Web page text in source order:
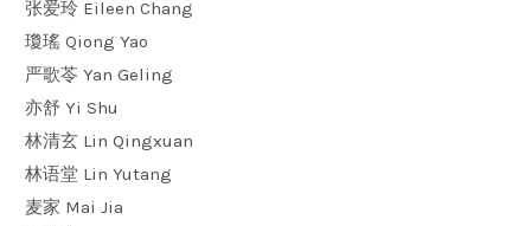
张爱玲 Eileen Chang
瓊瑤 Qiong Yao
严歌苓 Yan Geling
亦舒 Yi Shu
林清玄 Lin Qingxuan
林语堂 Lin Yutang
麦家 Mai Jia